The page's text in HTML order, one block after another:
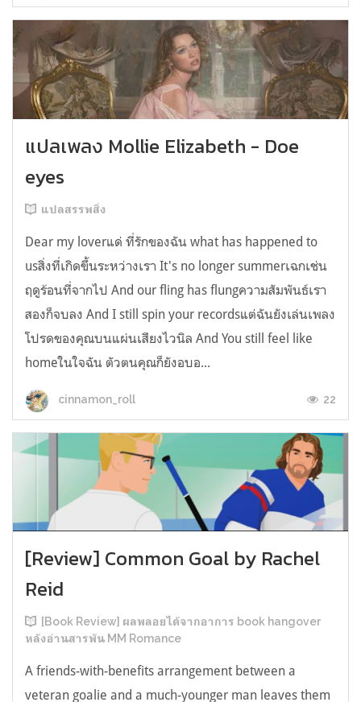
แปลเพลง Mollie Elizabeth - Doe
eyes
แปลสรรพสิ่ง
Dear my loverแด่ ที่รักของฉัน what has happened to
usสิ่งที่เกิดขึ้นระหว่างเรา It's no longer summerเฉกเช่น
ฤดูร้อนที่จากไป And our fling has flungความสัมพันธ์เรา
สองก็จบลง And I still spin your recordsแต่ฉันยังเล่นเพลง
โปรดของคุณบนแผ่นเสียงไวนิล And You still feel like
homeในใจฉัน ตัวตนคุณก็ยังอบอ...
cinnamon_roll 22
[Review] Common Goal by Rachel
Reid
[Book Review] ผลพลอยได้จากอาการ book hangover
หลังอ่านสารพัน MM Romance
A friends-with-benefits arrangement between a
veteran goalie and a much-younger man leaves them